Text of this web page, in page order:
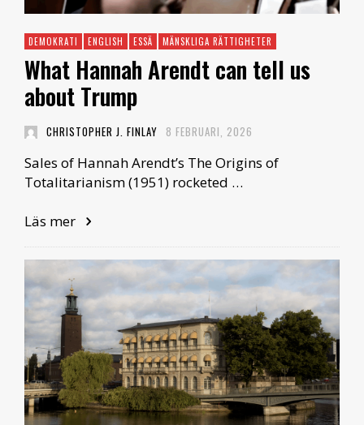
DEMOKRATI ENGLISH ESSÄ MÄNSKLIGA RÄTTIGHETER
What Hannah Arendt can tell us
about Trump
CHRISTOPHER J. FINLAY 8 FEBRUARI, 2026
Sales of Hannah Arendt’s The Origins of
Totalitarianism (1951) rocketed …
Läs mer